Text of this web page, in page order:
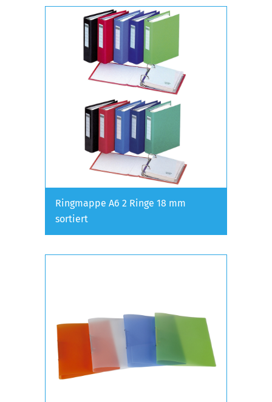
Ringmappe A6 2 Ringe 18 mm
sortiert